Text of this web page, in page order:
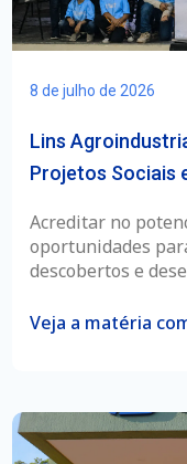
Lins
Projetos Sociais
8 de julho de 2026
Acreditar no
oportunidades
descobertos e
Veja a matéria